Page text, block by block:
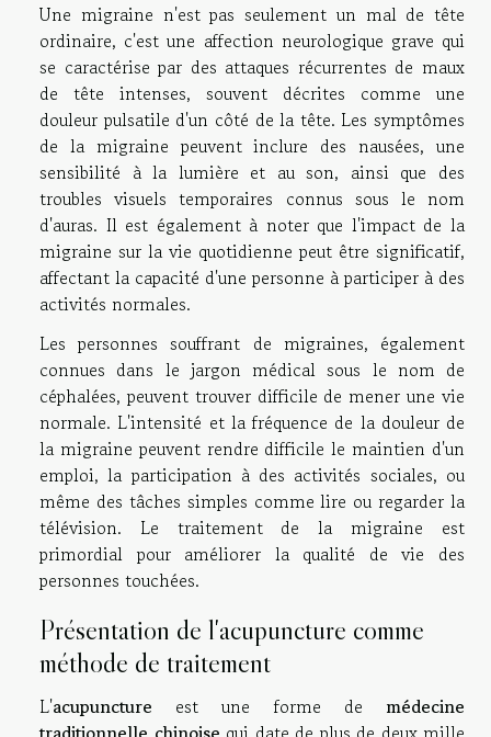
Une migraine n'est pas seulement un mal de tête
ordinaire, c'est une affection neurologique grave qui
se caractérise par des attaques récurrentes de maux
de tête intenses, souvent décrites comme une
douleur pulsatile d'un côté de la tête. Les symptômes
de la migraine peuvent inclure des nausées, une
sensibilité à la lumière et au son, ainsi que des
troubles visuels temporaires connus sous le nom
d'auras. Il est également à noter que l'impact de la
migraine sur la vie quotidienne peut être significatif,
affectant la capacité d'une personne à participer à des
activités normales.
Les personnes souffrant de migraines, également
connues dans le jargon médical sous le nom de
céphalées, peuvent trouver difficile de mener une vie
normale. L'intensité et la fréquence de la douleur de
la migraine peuvent rendre difficile le maintien d'un
emploi, la participation à des activités sociales, ou
même des tâches simples comme lire ou regarder la
télévision. Le traitement de la migraine est
primordial pour améliorer la qualité de vie des
personnes touchées.
Présentation de l'acupuncture comme
méthode de traitement
L'acupuncture est une forme de médecine